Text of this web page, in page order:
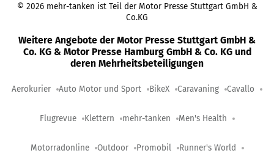
© 2026 mehr-tanken ist Teil der Motor Presse Stuttgart GmbH &
Co.KG
Weitere Angebote der Motor Presse Stuttgart GmbH &
Co. KG & Motor Presse Hamburg GmbH & Co. KG und
deren Mehrheitsbeteiligungen
Aerokurier Auto Motor und Sport BikeX Caravaning Cavallo
Flugrevue Klettern mehr-tanken Men's Health
Motorradonline Outdoor Promobil Runner's World